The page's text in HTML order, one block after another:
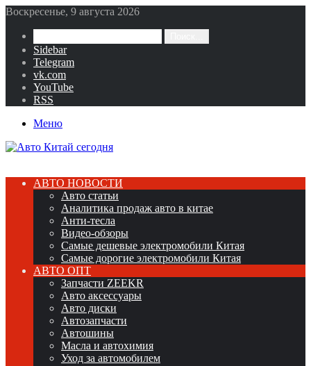
Воскресенье, 9 августа 2026
Sidebar
Telegram
vk.com
YouTube
RSS
Меню
АВТО НОВОСТИ
Авто статьи
Аналитика продаж авто в китае
Анти-тесла
Видео-обзоры
Самые дешевые электромобили Китая
Самые дорогие электромобили Китая
АВТО ОПТ
Запчасти ZEEKR
Авто аксессуары
Авто диски
Автозапчасти
Автошины
Масла и автохимия
Уход за автомобилем